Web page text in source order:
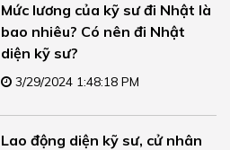
Mức lương của kỹ sư đi Nhật là
bao nhiêu? Có nên đi Nhật
diện kỹ sư?
3/29/2024 1:48:18 PM
Lao động diện kỹ sư, cử nhân